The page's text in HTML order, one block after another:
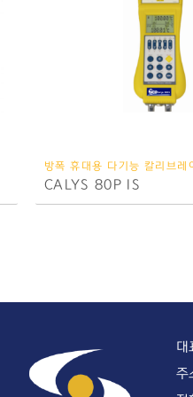
방폭 휴대용 다기능 칼리브레
CALYS 80P IS
대
주